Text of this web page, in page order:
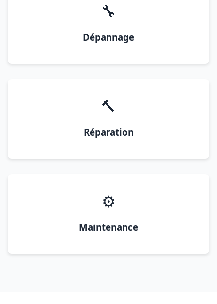
🔧
Dépannage
🔨
Réparation
⚙️
Maintenance